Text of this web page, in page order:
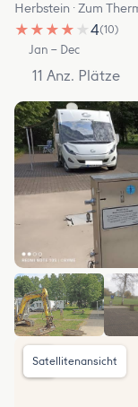
Herbstein · Zum
★ ★ ★ ★ ★4(10)
Jan – Dec
11 Anz. Plätze
Satellitenansicht